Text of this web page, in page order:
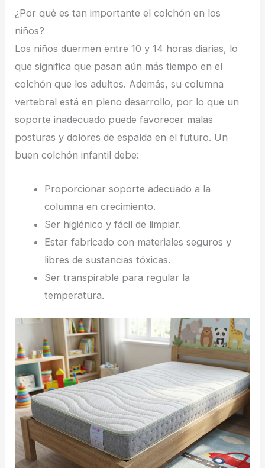
¿Por qué es tan importante el colchón en los
niños?
Los niños duermen entre 10 y 14 horas diarias, lo
que significa que pasan aún más tiempo en el
colchón que los adultos. Además, su columna
vertebral está en pleno desarrollo, por lo que un
soporte inadecuado puede favorecer malas
posturas y dolores de espalda en el futuro. Un
buen colchón infantil debe:
Proporcionar soporte adecuado a la
columna en crecimiento.
Ser higiénico y fácil de limpiar.
Estar fabricado con materiales seguros y
libres de sustancias tóxicas.
Ser transpirable para regular la
temperatura.